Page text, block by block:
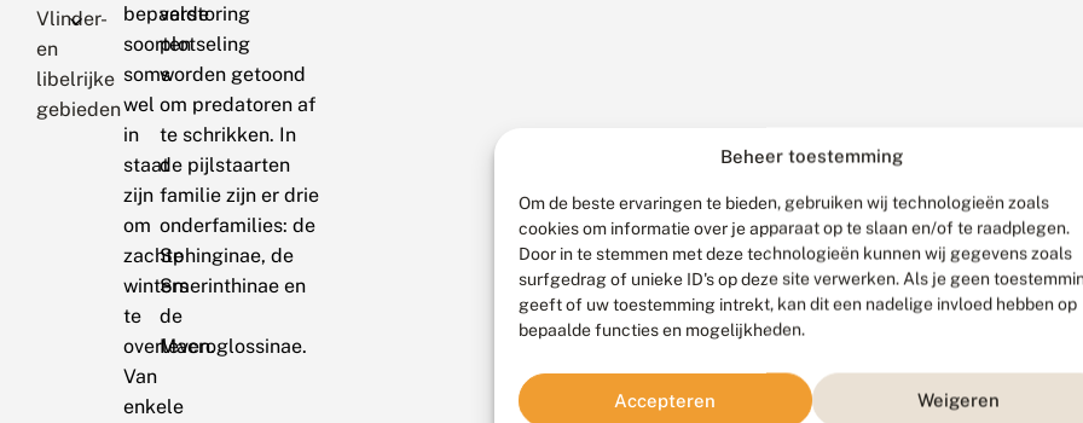
Beheer toestemming
Om de beste ervaringen te bieden, gebruiken wij technologieën zoals
cookies om informatie over je apparaat op te slaan en/of te raadplegen.
Door in te stemmen met deze technologieën kunnen wij gegevens zoals
surfgedrag of unieke ID's op deze site verwerken. Als je geen
geeft of uw toestemming intrekt, kan dit een nadelige invloed hebben op
bepaalde functies en mogelijkheden.
Accepteren Weigeren
Vlinder-
en
libelrijke
gebieden
bepaalde
soorten
soms
wel
in
staat
zijn
om
zachte
winters
te
overleven.
Van
enkele
verstoring
plotseling
worden getoond
om predatoren af
te schrikken. In
de pijlstaarten
familie zijn er drie
onderfamilies: de
Sphinginae, de
Smerinthinae en
de
Macroglossinae.